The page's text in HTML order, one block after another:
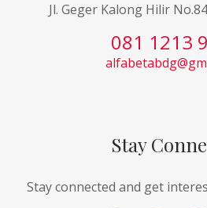
Jl. Geger Kalong Hilir
081 1213
Stay
Stay connected and get